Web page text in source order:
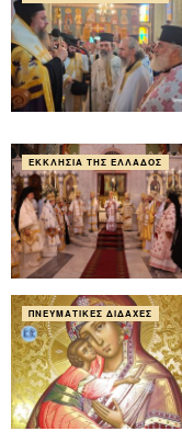
ΕΚΚΛΗΣΊΑ ΤΗΣ ΕΛΛΆΔΟΣ
ΠΝΕΥΜΑΤΙΚΈΣ ΔΙΔΑΧΈΣ